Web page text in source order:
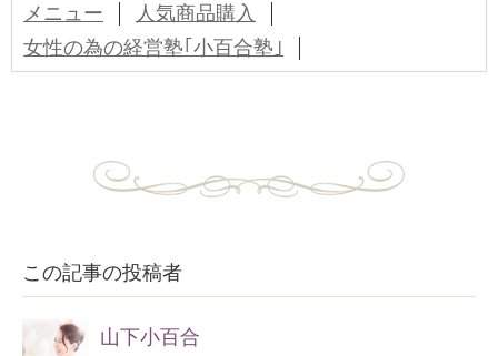
メニュー
人気商品購入
女性の為の経営塾｢小百合塾｣
この記事の投稿者
山下小百合